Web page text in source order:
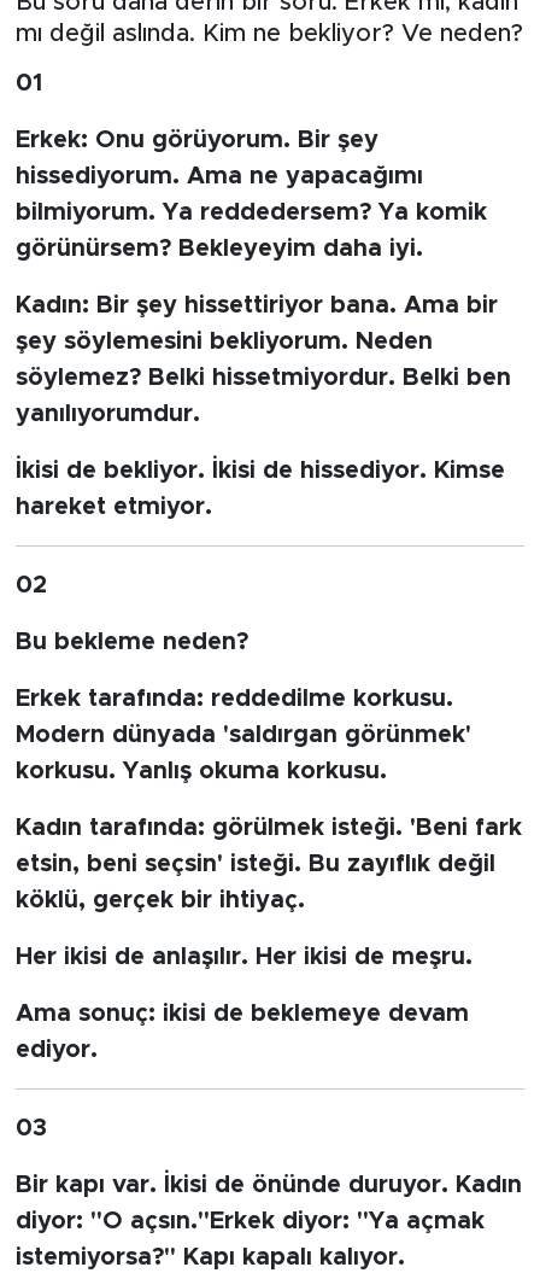
mı değil aslında. Kim ne bekliyor? Ve neden?
01
Erkek: Onu görüyorum. Bir şey
hissediyorum. Ama ne yapacağımı
bilmiyorum. Ya reddedersem? Ya komik
görünürsem? Bekleyeyim daha iyi.
Kadın: Bir şey hissettiriyor bana. Ama bir
şey söylemesini bekliyorum. Neden
söylemez? Belki hissetmiyordur. Belki ben
yanılıyorumdur.
İkisi de bekliyor. İkisi de hissediyor. Kimse
hareket etmiyor.
02
Bu bekleme neden?
Erkek tarafında: reddedilme korkusu.
Modern dünyada 'saldırgan görünmek'
korkusu. Yanlış okuma korkusu.
Kadın tarafında: görülmek isteği. 'Beni fark
etsin, beni seçsin' isteği. Bu zayıflık değil
köklü, gerçek bir ihtiyaç.
Her ikisi de anlaşılır. Her ikisi de meşru.
Ama sonuç: ikisi de beklemeye devam
ediyor.
03
Bir kapı var. İkisi de önünde duruyor. Kadın
diyor: "O açsın."Erkek diyor: "Ya açmak
istemiyorsa?" Kapı kapalı kalıyor.